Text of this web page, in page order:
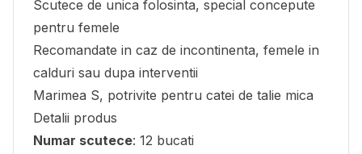
Scutece de unica folosinta, special concepute
pentru femele
Recomandate in caz de incontinenta, femele in
calduri sau dupa interventii
Marimea S, potrivite pentru catei de talie mica
Detalii produs
Numar scutece: 12 bucati